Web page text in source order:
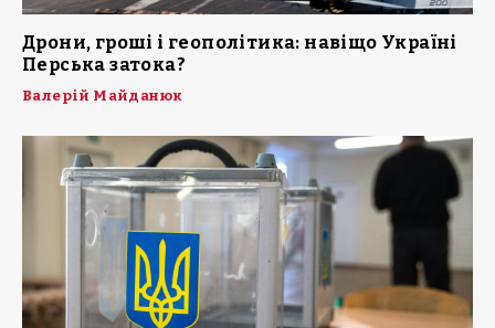
Дрони, гроші і геополітика: навіщо Україні
Перська затока?
Валерій Майданюк